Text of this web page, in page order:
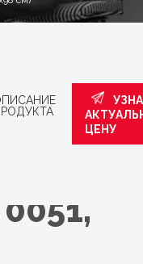
ЦЕНУ